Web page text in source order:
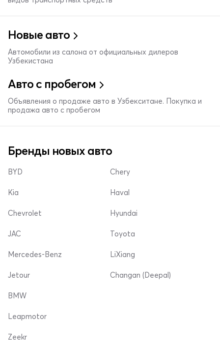
Новые авто
Автомобили из салона от официальных дилеров
Узбекистана
Авто с пробегом
Объявления о продаже авто в Узбекситане. Покупка и
продажа авто с пробегом
Бренды новых авто
BYD
Kia
Chevrolet
Chery
Haval
Hyundai
JAC
Mercedes-Benz
Jetour
Toyota
LiXiang
Changan (Deepal)
BMW
Leapmotor
Zeekr